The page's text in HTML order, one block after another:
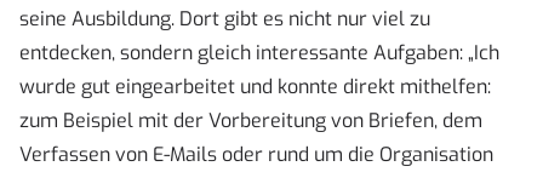
seine Ausbildung. Dort gibt es nicht nur viel zu
entdecken, sondern gleich interessante Aufgaben: „Ich
wurde gut eingearbeitet und konnte direkt mithelfen:
zum Beispiel mit der Vorbereitung von Briefen, dem
Verfassen von E-Mails oder rund um die Organisation